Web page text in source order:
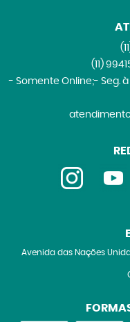
(11)
- Somente Online;- Seg. à
Avenida das Nações